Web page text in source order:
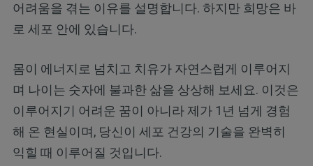
어려움을 겪는 이유를 설명합니다. 하지만 희망은 바
로 세포 안에 있습니다.
몸이 에너지로 넘치고 치유가 자연스럽게 이루어지
며 나이는 숫자에 불과한 삶을 상상해 보세요. 이것은
이루어지기 어려운 꿈이 아니라 제가 1년 넘게 경험
해 온 현실이며, 당신이 세포 건강의 기술을 완벽히
익힐 때 이루어질 것입니다.